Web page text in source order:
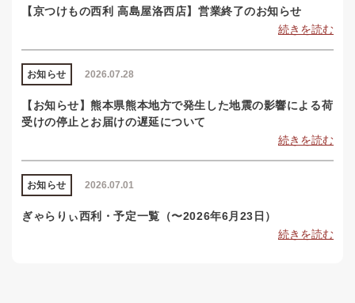
【京つけもの西利 高島屋洛西店】営業終了のお知らせ
続きを読む
2026.07.28
お知らせ
【お知らせ】熊本県熊本地方で発生した地震の影響による荷
受けの停止とお届けの遅延について
続きを読む
2026.07.01
お知らせ
ぎゃらりぃ西利・予定一覧（〜2026年6月23日）
続きを読む